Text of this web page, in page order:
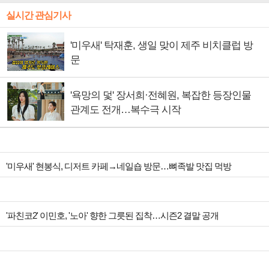
실시간 관심기사
'미우새' 탁재훈, 생일 맞이 제주 비치클럽 방
문
'욕망의 덫' 장서희·전혜원, 복잡한 등장인물
관계도 전개…복수극 시작
'미우새' 현봉식, 디저트 카페→네일숍 방문…뼈족발 맛집 먹방
'파친코2' 이민호, '노아' 향한 그릇된 집착…시즌2 결말 공개